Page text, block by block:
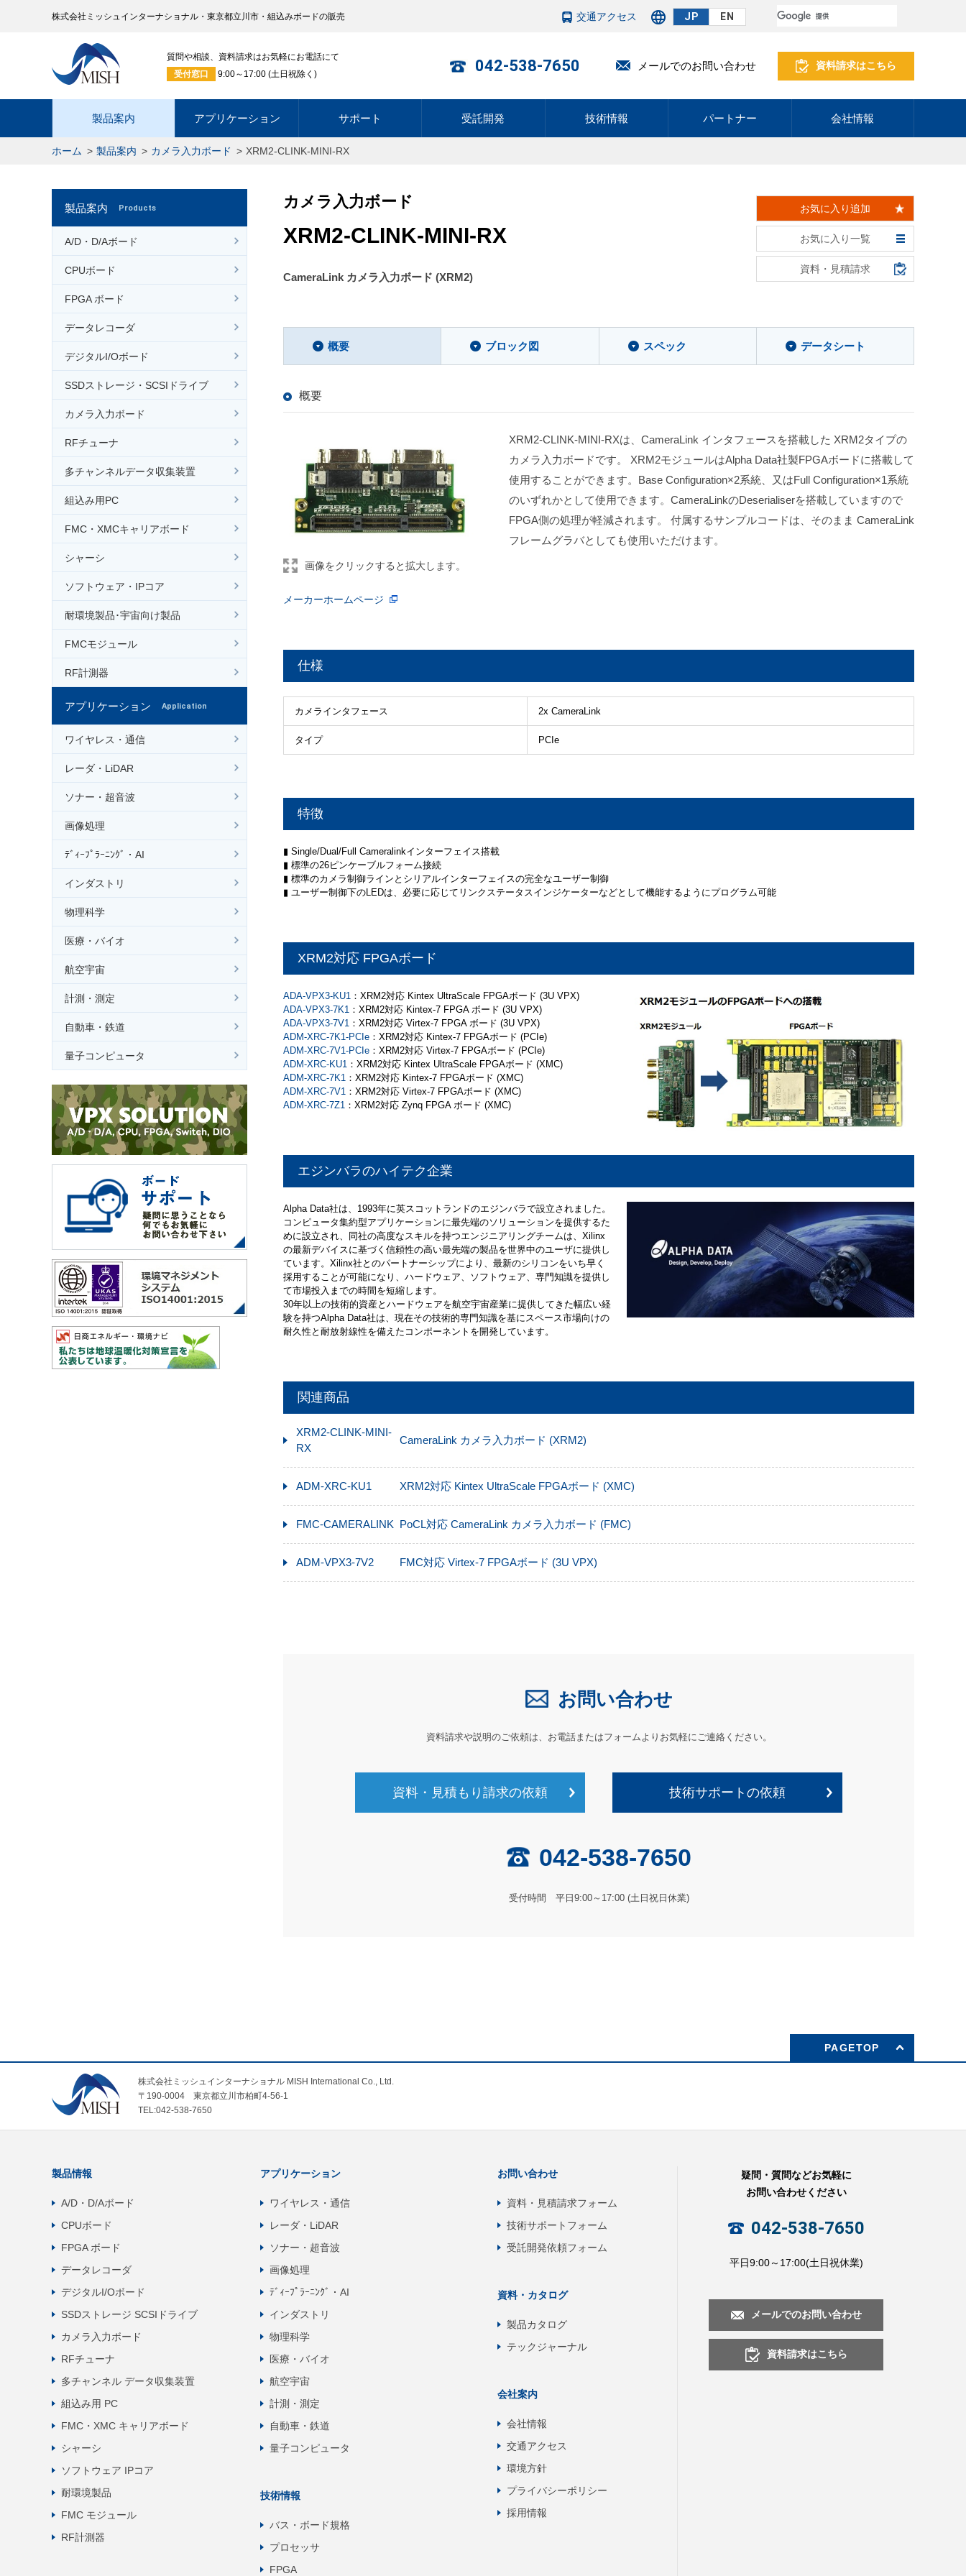
株式会社ミッシュインターナショナル・東京都立川市・組込みボードの販売 交通アクセス JP EN
質問や相談、資料請求はお気軽にお電話にて
受付窓口
9:00～17:00 (土日祝除く) 042-538-7650 メールでのお問い合わせ 資料請求はこちら
製品案内 アプリケーション サポート 受託開発 技術情報 パートナー 会社情報
ホーム 製品案内 カメラ入力ボード XRM2-CLINK-MINI-RX
製品案内 Products
A/D・D/Aボード
CPUボード
FPGA ボード
データレコーダ
デジタルI/Oボード
SSDストレージ・SCSIドライブ
カメラ入力ボード
RFチューナ
多チャンネルデータ収集装置
組込み用PC
FMC・XMCキャリアボード
シャーシ
ソフトウェア・IPコア
耐環境製品･宇宙向け製品
FMCモジュール
RF計測器
アプリケーション Application
ワイヤレス・通信
レーダ・LiDAR
ソナー・超音波
画像処理
ﾃﾞｨｰﾌﾟﾗｰﾆﾝｸﾞ・AI
インダストリ
物理科学
医療・バイオ
航空宇宙
計測・測定
自動車・鉄道
量子コンピュータ
カメラ入力ボード
XRM2-CLINK-MINI-RX
CameraLink カメラ入力ボード (XRM2)
お気に入り追加
お気に入り一覧
資料・見積請求
概要 ブロック図 スペック データシート
概要
画像をクリックすると拡大します。
メーカーホームページ
XRM2-CLINK-MINI-RXは、CameraLink インタフェースを搭載した XRM2タイプの
カメラ入力ボードです。 XRM2モジュールはAlpha Data社製FPGAボードに搭載して
使用することができます。Base Configuration×2系統、又はFull Configuration×1系統
のいずれかとして使用できます。CameraLinkのDeserialiserを搭載していますので
FPGA側の処理が軽減されます。 付属するサンプルコードは、そのまま CameraLink
フレームグラバとしても使用いただけます。
仕様
カメラインタフェース 2x CameraLink
タイプ PCIe
特徴
▮ Single/Dual/Full Cameralinkインターフェイス搭載
▮ 標準の26ピンケーブルフォーム接続
▮ 標準のカメラ制御ラインとシリアルインターフェイスの完全なユーザー制御
▮ ユーザー制御下のLEDは、必要に応じてリンクステータスインジケーターなどとして機能するようにプログラム可能
XRM2対応 FPGAボード
ADA-VPX3-KU1 ：XRM2対応 Kintex UltraScale FPGAボード (3U VPX)
ADA-VPX3-7K1 ：XRM2対応 Kintex-7 FPGA ボード (3U VPX)
ADA-VPX3-7V1 ：XRM2対応 Virtex-7 FPGA ボード (3U VPX)
ADM-XRC-7K1-PCIe ：XRM2対応 Kintex-7 FPGAボード (PCIe)
ADM-XRC-7V1-PCIe ：XRM2対応 Virtex-7 FPGAボード (PCIe)
ADM-XRC-KU1 ：XRM2対応 Kintex UltraScale FPGAボード (XMC)
ADM-XRC-7K1 ：XRM2対応 Kintex-7 FPGAボード (XMC)
ADM-XRC-7V1 ：XRM2対応 Virtex-7 FPGAボード (XMC)
ADM-XRC-7Z1 ：XRM2対応 Zynq FPGA ボード (XMC)
エジンバラのハイテク企業
Alpha Data社は、1993年に英スコットランドのエジンバラで設立されました。
コンピュータ集約型アプリケーションに最先端のソリューションを提供するた
めに設立され、同社の高度なスキルを持つエンジニアリングチームは、Xilinx
の最新デバイスに基づく信頼性の高い最先端の製品を世界中のユーザに提供し
ています。Xilinx社とのパートナーシップにより、最新のシリコンをいち早く
採用することが可能になり、ハードウェア、ソフトウェア、専門知識を提供し
て市場投入までの時間を短縮します。
30年以上の技術的資産とハードウェアを航空宇宙産業に提供してきた幅広い経
験を持つAlpha Data社は、現在その技術的専門知識を基にスペース市場向けの
耐久性と耐放射線性を備えたコンポーネントを開発しています。
関連商品
XRM2-CLINK-MINI-
RX
CameraLink カメラ入力ボード (XRM2)
ADM-XRC-KU1 XRM2対応 Kintex UltraScale FPGAボード (XMC)
FMC-CAMERALINK PoCL対応 CameraLink カメラ入力ボード (FMC)
ADM-VPX3-7V2 FMC対応 Virtex-7 FPGAボード (3U VPX)
お問い合わせ
資料請求や説明のご依頼は、 お電話またはフォームよりお気軽にご連絡ください。
資料・見積もり請求の依頼 技術サポートの依頼
042-538-7650
受付時間 平日9:00～17:00 (土日祝日休業)
PAGETOP
株式会社ミッシュインターナショナル MISH International Co., Ltd.
〒190-0004 東京都立川市柏町4-56-1
TEL:042-538-7650
製品情報
A/D・D/Aボード
CPUボード
FPGA ボード
データレコーダ
デジタルI/Oボード
SSDストレージ SCSIドライブ
カメラ入力ボード
RFチューナ
多チャンネル データ収集装置
組込み用 PC
FMC・XMC キャリアボード
シャーシ
ソフトウェア IPコア
耐環境製品
FMC モジュール
RF計測器
アプリケーション
ワイヤレス・通信
レーダ・LiDAR
ソナー・超音波
画像処理
ﾃﾞｨｰﾌﾟﾗｰﾆﾝｸﾞ・AI
インダストリ
物理科学
医療・バイオ
航空宇宙
計測・測定
自動車・鉄道
量子コンピュータ
技術情報
バス・ボード規格
プロセッサ
FPGA
お問い合わせ
資料・見積請求フォーム
技術サポートフォーム
受託開発依頼フォーム
資料・カタログ
製品カタログ
テックジャーナル
会社案内
会社情報
交通アクセス
環境方針
プライバシーポリシー
採用情報
疑問・質問などお気軽に
お問い合わせください
042-538-7650
平日9:00～17:00(土日祝休業)
メールでのお問い合わせ
資料請求はこちら